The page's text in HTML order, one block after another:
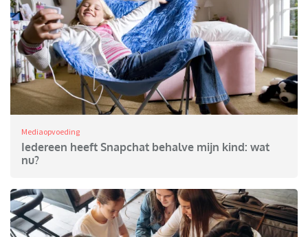
Mediaopvoeding
Iedereen heeft Snapchat behalve mijn kind: wat
nu?